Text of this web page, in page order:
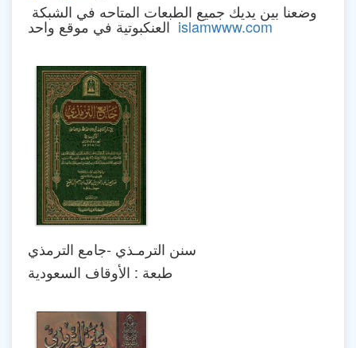
وضعنا بين يديك جميع الطبعات المتاحه في الشبكة
العنكبوتية في موقع واحد islamwww.com
سنن الترمـذي -جامع الترمذي
طبعة : الأوقاف السعودية